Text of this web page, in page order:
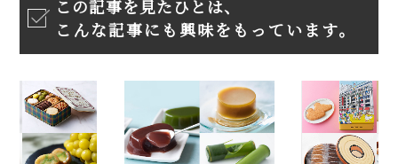
この記事を見たひとは、
こんな記事にも興味をもっています。